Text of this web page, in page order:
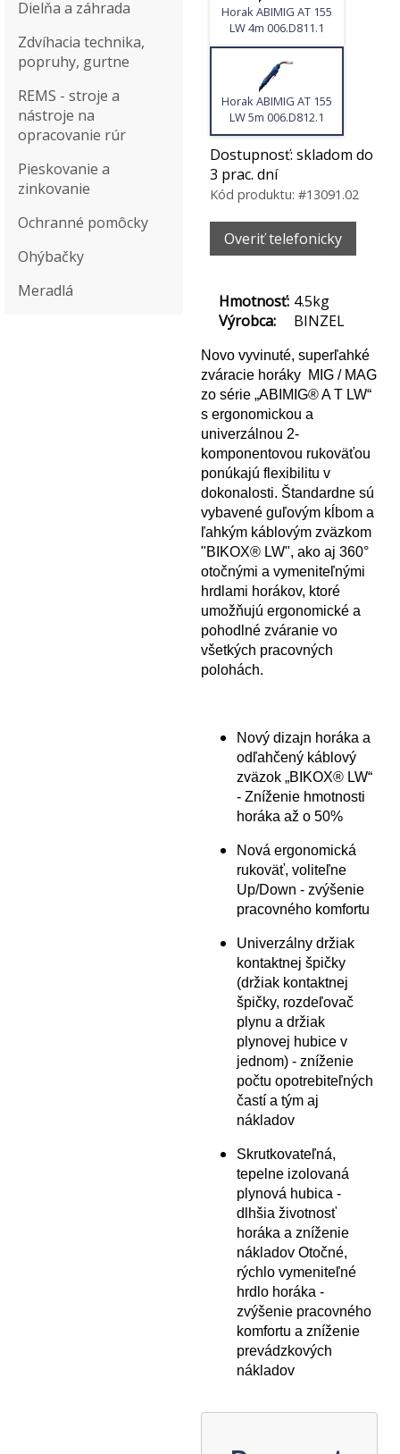
Dielňa a záhrada
Zdvíhacia technika,
popruhy, gurtne
REMS - stroje a
nástroje na
opracovanie rúr
Pieskovanie a
zinkovanie
Ochranné pomôcky
Ohýbačky
Meradlá
Horak ABIMIG AT 155
LW 4m 006.D811.1
Horak ABIMIG AT 155
LW 5m 006.D812.1
Dostupnosť: skladom do
3 prac. dní
Kód produktu: #13091.02
Overiť telefonicky
Hmotnosť: 4.5kg
Výrobca:
BINZEL
Novo vyvinuté, superľahké
zváracie horáky MIG / MAG
zo série „ABIMIG® A T LW“
s ergonomickou a
univerzálnou 2-
komponentovou rukoväťou
ponúkajú flexibilitu v
dokonalosti. Štandardne sú
vybavené guľovým kĺbom a
ľahkým káblovým zväzkom
"BIKOX® LW", ako aj 360°
otočnými a vymeniteľnými
hrdlami horákov, ktoré
umožňujú ergonomické a
pohodlné zváranie vo
všetkých pracovných
polohách.
Nový dizajn horáka a
odľahčený káblový
zväzok „BIKOX® LW“
- Zníženie hmotnosti
horáka až o 50%
Nová ergonomická
rukoväť, voliteľne
Up/Down - zvýšenie
pracovného komfortu
Univerzálny držiak
kontaktnej špičky
(držiak kontaktnej
špičky, rozdeľovač
plynu a držiak
plynovej hubice v
jednom) - zníženie
počtu opotrebiteľných
častí a tým aj
nákladov
Skrutkovateľná,
tepelne izolovaná
plynová hubica -
dlhšia životnosť
horáka a zníženie
nákladov Otočné,
rýchlo vymeniteľné
hrdlo horáka -
zvýšenie pracovného
komfortu a zníženie
prevádzkových
nákladov